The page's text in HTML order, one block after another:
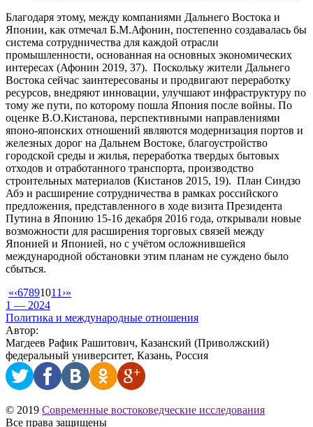
Благодаря этому, между компаниями Дальнего Востока и
Японии, как отмечал Б.М.Афонин, постепенно создавалась бы
система сотрудничества для каждой отрасли
промышленности, основанная на основных экономических
интересах (Афонин 2019, 37). Поскольку жители Дальнего
Востока сейчас заинтересованы и продвигают переработку
ресурсов, внедряют инновации, улучшают инфраструктуру по
тому же пути, по которому пошла Япония после войны. По
оценке В.О.Кистанова, перспективными направлениями
японо-японских отношений являются модернизация портов и
железных дорог на Дальнем Востоке, благоустройство
городской среды и жилья, переработка твердых бытовых
отходов и отработанного транспорта, производство
строительных материалов (Кистанов 2015, 19). План Синдзо
Абэ и расширение сотрудничества в рамках российского
предложения, представленного в ходе визита Президента
Путина в Японию 15-16 декабря 2016 года, открывали новые
возможности для расширения торговых связей между
Японией и Японией, но с учётом осложнившейся
международной обстановки этим планам не суждено было
сбыться.
«‹67891011 ›»
1 — 2024
Политика и международные отношения
Автор:
Магдеев Рафик Рашитович, Казанский (Приволжский)
федеральный университет, Казань, Россия
© 2019 Современные востоковедческие исследования
Все права защищены